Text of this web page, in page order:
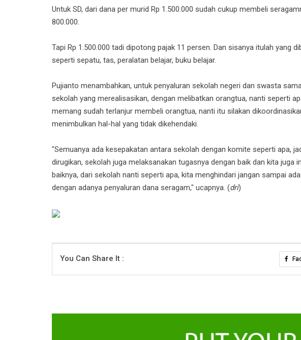
Untuk SD, dari dana per murid Rp 1.500.000 sudah cukup membeli
800.000.
Tapi Rp 1.500.000 tadi dipotong pajak 11 persen. Dan sisanya itulah yang
seperti sepatu, tas, peralatan belajar, buku belajar.
Pujianto menambahkan, untuk penyaluran sekolah negeri dan swasta
sekolah yang merealisasikan, dengan melibatkan orangtua, nanti seperti
memang sudah terlanjur membeli orangtua, nanti itu silakan
menimbulkan hal-hal yang tidak dikehendaki.
"Semuanya ada kesepakatan antara sekolah dengan komite seperti apa,
dirugikan, sekolah juga melaksanakan tugasnya dengan baik dan kita juga
baiknya, dari sekolah nanti seperti apa, kita menghindari jangan sampai
dengan adanya penyaluran dana seragam," ucapnya. (dri)
You Can Share It :